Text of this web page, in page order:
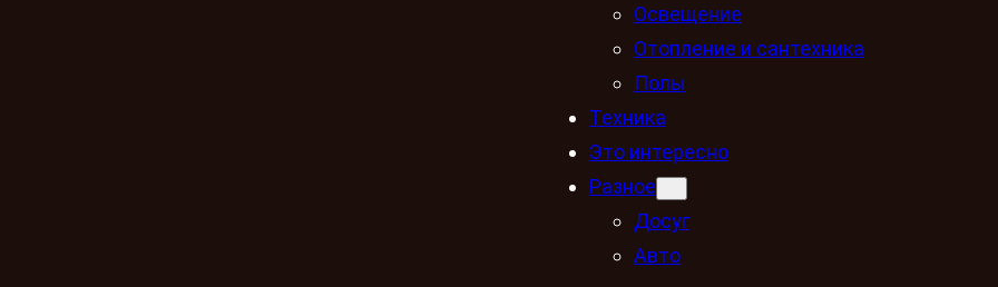
Освещение
Отопление и сантехника
Полы
Техника
Это интересно
Разное
Досуг
Авто